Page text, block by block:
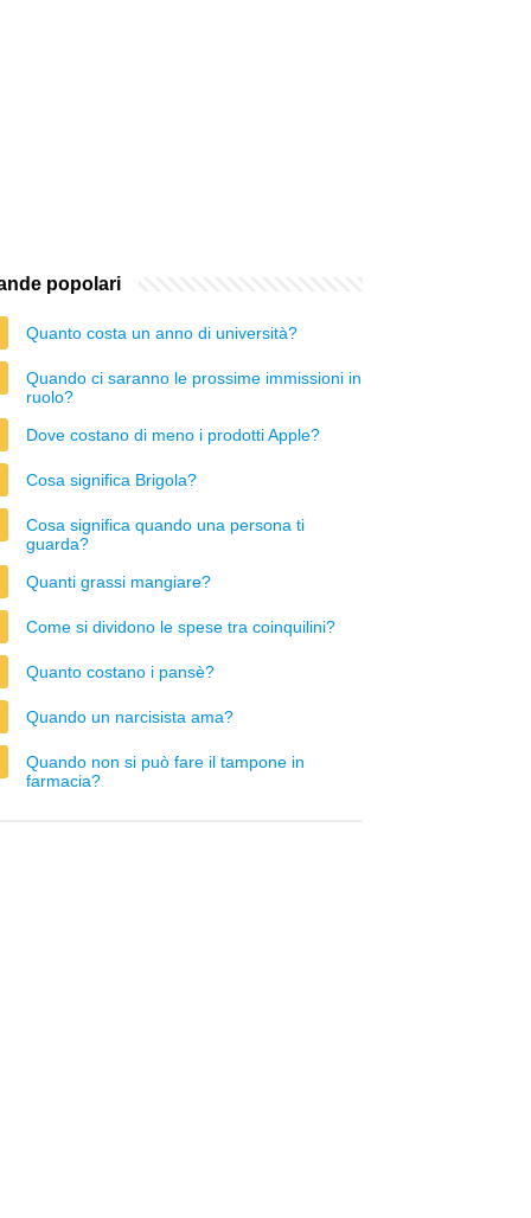
popolari
Quanto costa un anno di università?
Quando ci saranno le prossime immissioni in
ruolo?
Dove costano di meno i prodotti Apple?
Cosa significa Brigola?
Cosa significa quando una persona ti
guarda?
Quanti grassi mangiare?
Come si dividono le spese tra coinquilini?
Quanto costano i pansè?
Quando un narcisista ama?
Quando non si può fare il tampone in
farmacia?